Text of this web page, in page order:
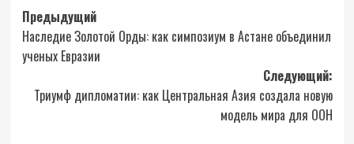
Навигация
записи
Предыдущий
Наследие Золотой Орды: как симпозиум в Астане объединил
ученых Евразии
Следующий:
Триумф дипломатии: как Центральная Азия создала новую
модель мира для ООН